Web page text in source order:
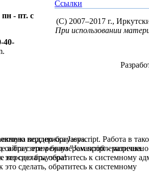
пн - пт. с
40-
Ссылки
(C) 2007–2017 г.,
При использовании
поддержка Jasvscript. Работа в
в браузере режим "Javascript -
сделать, обратитесь к системному
версию браузера.
с этим браузером проблематична.
версию браузера!
сделать, обратитесь к системному